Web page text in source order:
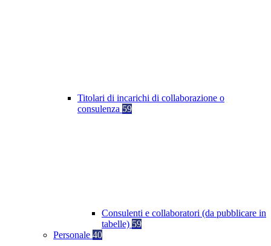
Titolari di incarichi di collaborazione o
consulenza 59
Consulenti e collaboratori (da pubblicare in
tabelle) 59
Personale 40